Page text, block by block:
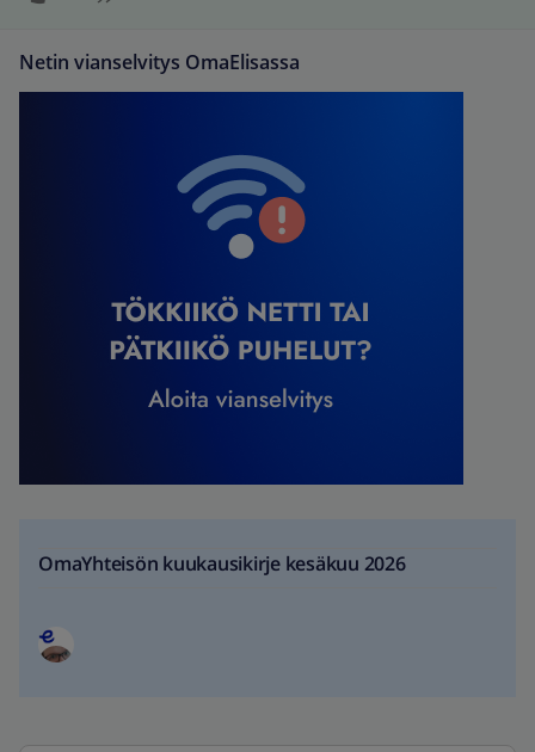
Netin vianselvitys OmaElisassa
OmaYhteisön kuukausikirje kesäkuu 2026